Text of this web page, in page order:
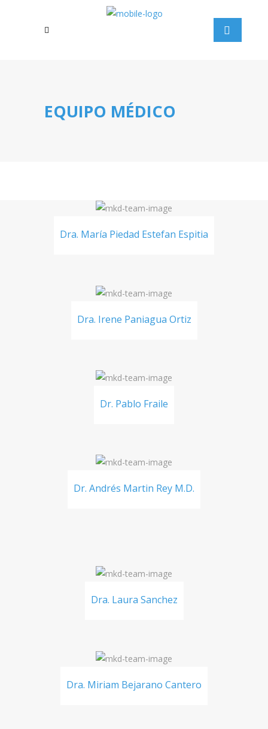
EQUIPO MÉDICO
Dra. María Piedad Estefan Espitia
Dra. Irene Paniagua Ortiz
Dr. Pablo Fraile
Dr. Andrés Martin Rey M.D.
Dra. Laura Sanchez
Dra. Miriam Bejarano Cantero